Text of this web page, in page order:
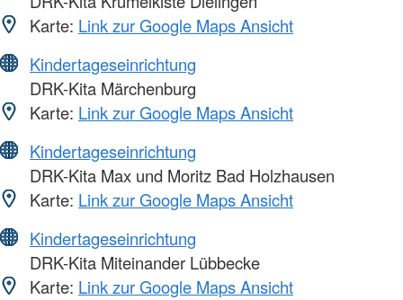
Karte: Link zur Google Maps Ansicht
Kindertageseinrichtung
DRK-Kita Märchenburg
Karte: Link zur Google Maps Ansicht
Kindertageseinrichtung
DRK-Kita Max und Moritz Bad Holzhausen
Karte: Link zur Google Maps Ansicht
Kindertageseinrichtung
DRK-Kita Miteinander Lübbecke
Karte: Link zur Google Maps Ansicht